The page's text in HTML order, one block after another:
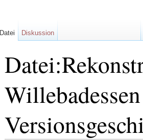
Datei Diskussion